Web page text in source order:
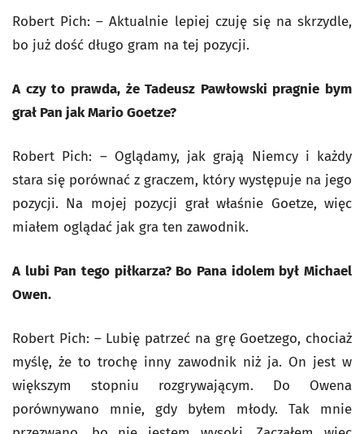
Robert Pich: – Aktualnie lepiej czuję się na skrzydle,
bo już dość długo gram na tej pozycji.
A czy to prawda, że Tadeusz Pawłowski pragnie bym
grał Pan jak Mario Goetze?
Robert Pich: – Oglądamy, jak grają Niemcy i każdy
stara się porównać z graczem, który występuje na jego
pozycji. Na mojej pozycji grał właśnie Goetze, więc
miałem oglądać jak gra ten zawodnik.
A lubi Pan tego piłkarza? Bo Pana idolem był Michael
Owen.
Robert Pich: – Lubię patrzeć na grę Goetzego, chociaż
myślę, że to trochę inny zawodnik niż ja. On jest w
większym stopniu rozgrywającym. Do Owena
porównywano mnie, gdy byłem młody. Tak mnie